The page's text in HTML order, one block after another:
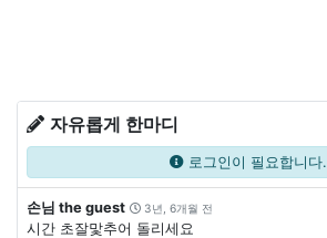
자유롭게 한마디
로그인이 필요합니다.
손님 the guest 3년, 6개월 전
시간 초잘맟추어 돌리세요